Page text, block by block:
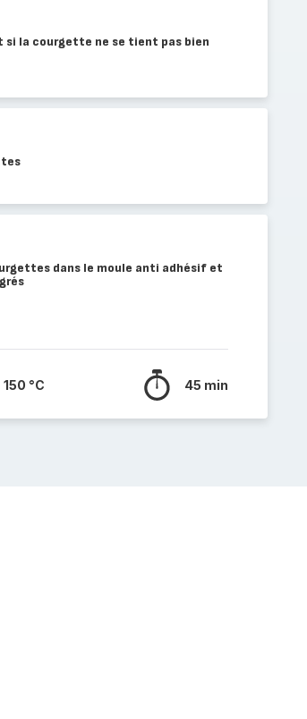
la courgette ne se tient pas bien
dans le moule anti adhésif et
150 °C 45 min